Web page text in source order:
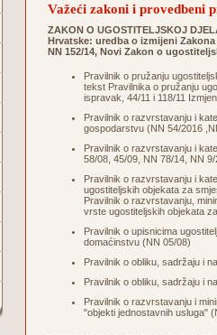
Važeći zakoni i provedbeni
ZAKON O UGOSTITELJSKOJ
Hrvatske: uredba o izmijeni
NN 152/14, Novi Zakon o
Pravilnik o pružanju
tekst Pravilnika o pružanju
ispravak, 44/11 i 118/11
Pravilnik o razvrstavanju i
gospodarstvu (NN 54/2016
Pravilnik o razvrstavanju i
58/08, 45/09, NN 78/14, NN
Pravilnik o razvrstavanju i
ugostiteljskih objekata za
Pravilnik o razvrstavanju,
vrste ugostiteljskih objekata
Pravilnik o upisnicima
domaćinstvu (NN 05/08)
Pravilnik o obliku, sadržaju i
Pravilnik o obliku, sadržaju i
Pravilnik o razvrstavanju i
"objekti jednostavnih usluga"